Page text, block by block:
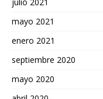
mayo 2021
enero 2021
septiembre 2020
mayo 2020